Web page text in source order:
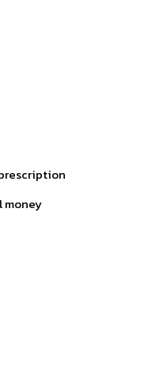
money